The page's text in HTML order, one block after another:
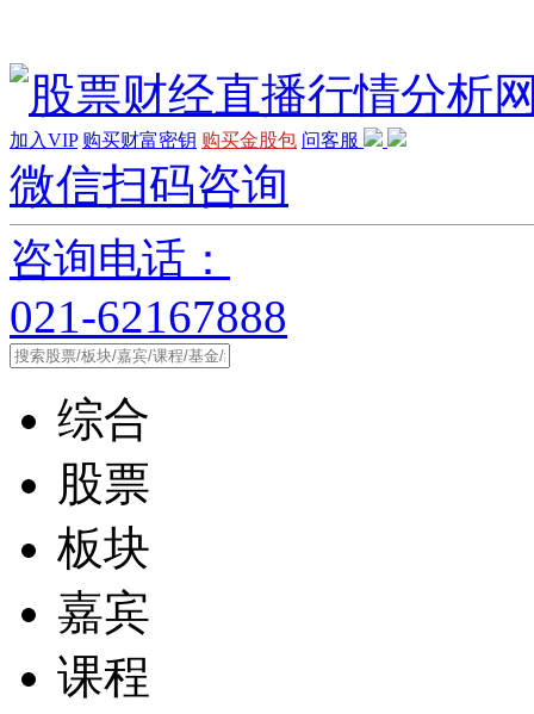
加入VIP 购买财富密钥 购买金股包 问客服
微信扫码咨询
咨询电话：
021-62167888
综合
股票
板块
嘉宾
课程